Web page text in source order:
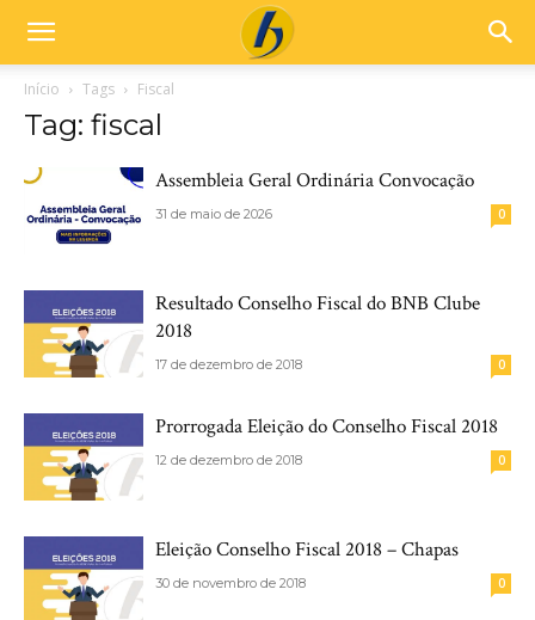
Início Tags Fiscal
Tag: fiscal
Assembleia Geral Ordinária Convocação
31 de maio de 2026 0
Resultado Conselho Fiscal do BNB Clube
2018
17 de dezembro de 2018 0
Prorrogada Eleição do Conselho Fiscal 2018
12 de dezembro de 2018 0
Eleição Conselho Fiscal 2018 – Chapas
30 de novembro de 2018 0